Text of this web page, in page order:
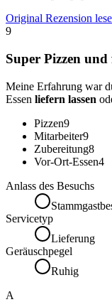
Original Rezension
9
Super Pizzen
Meine Erfahrung war
Essen liefern lassen
Pizzen9
Mitarbeiter9
Zubereitung8
Vor-Ort-Essen4
Anlass des Besuchs
Servicetyp
Lieferung
Geräuschpegel
Ruhig
A